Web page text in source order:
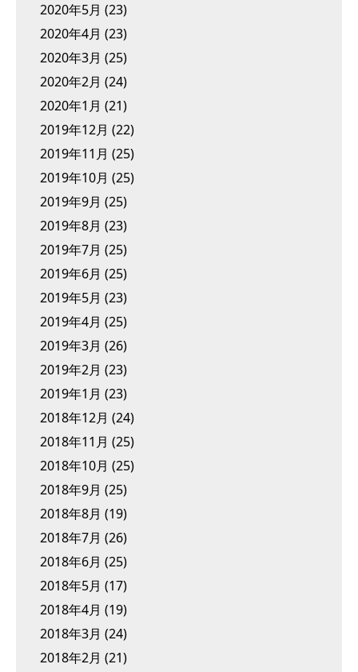
2020年5月 (23)
2020年4月 (23)
2020年3月 (25)
2020年2月 (24)
2020年1月 (21)
2019年12月 (22)
2019年11月 (25)
2019年10月 (25)
2019年9月 (25)
2019年8月 (23)
2019年7月 (25)
2019年6月 (25)
2019年5月 (23)
2019年4月 (25)
2019年3月 (26)
2019年2月 (23)
2019年1月 (23)
2018年12月 (24)
2018年11月 (25)
2018年10月 (25)
2018年9月 (25)
2018年8月 (19)
2018年7月 (26)
2018年6月 (25)
2018年5月 (17)
2018年4月 (19)
2018年3月 (24)
2018年2月 (21)